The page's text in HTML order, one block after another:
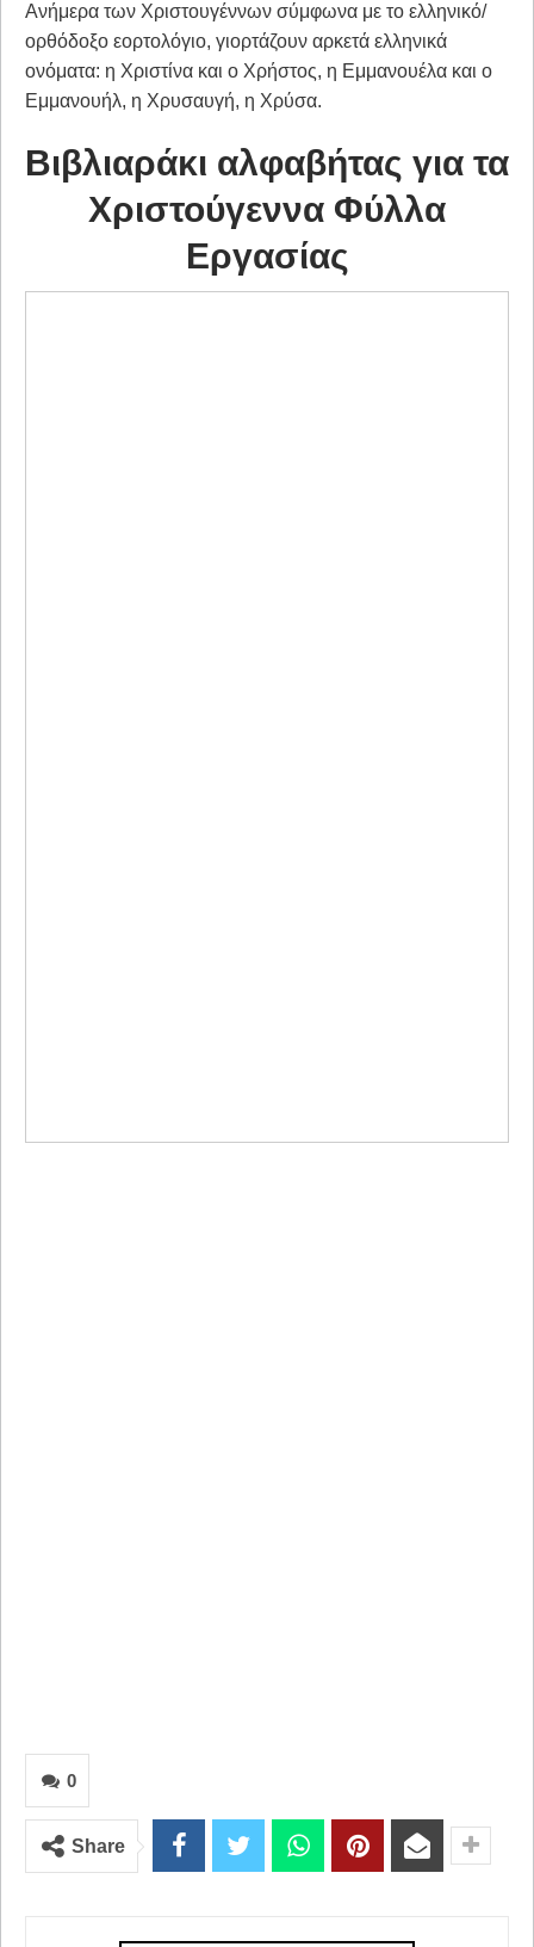
Ανήμερα των Χριστουγέννων σύμφωνα με το ελληνικό/
ορθόδοξο εορτολόγιο, γιορτάζουν αρκετά ελληνικά
ονόματα: η Χριστίνα και o Χρήστος, η Εμμανουέλα και ο
Εμμανουήλ, η Χρυσαυγή, η Χρύσα.
Βιβλιαράκι αλφαβήτας για τα
Χριστούγεννα Φύλλα
Εργασίας
0
Share